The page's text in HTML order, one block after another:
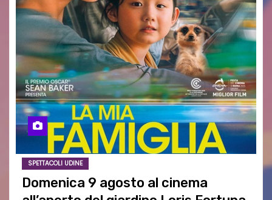
SPETTACOLI UDINE
Domenica 9 agosto al cinema